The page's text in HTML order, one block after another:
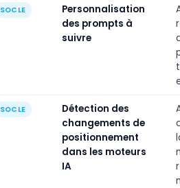
SOCLE
Personnalisation
des prompts à
suivre
SOCLE
Détection des
changements de
positionnement
dans les moteurs
IA